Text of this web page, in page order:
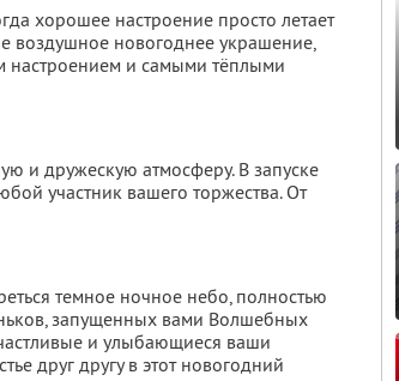
хорошее настроение просто летает
воздушное новогоднее украшение,
настроением и самыми тёплыми
и дружескую атмосферу. В запуске
участник вашего торжества. От
темное ночное небо, полностью
запущенных вами Волшебных
и улыбающиеся ваши
друг другу в этот новогодний